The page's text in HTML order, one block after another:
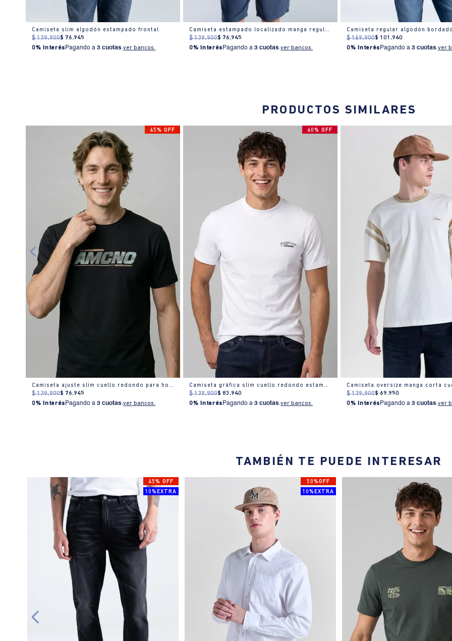
Camiseta slim algodón estampado frontal
$ 139.900$ 76.945
0% Interés Pagando a3 cuotas.ver bancos.
Camiseta estampado localizado manga regular cuello redondo para hombre
$ 139.900$ 76.945
0% Interés Pagando a3 cuotas.ver bancos.
Camiseta regular algodón
$ 169.900$ 101 .940
0% Interés Pagando a3 cuotas.ver
PRODUCTOS SIMILARES
45% OFF
Camiseta ajuste slim cuello redondo para hombre
$ 139.900$ 76.945
0% Interés Pagando a3 cuotas.ver bancos.
40% OFF
Camiseta gráfica slim cuello redondo estampado
$ 139.900$ 83 .940
0% Interés Pagando a3 cuotas.ver bancos.
$ 139.900$ 69.950
0% Interés Pagando a3 cuotas.ver
TAMBIÉN TE PUEDE INTERESAR
45% OFF
10%EXTRA
50%OFF
10%EXTRA